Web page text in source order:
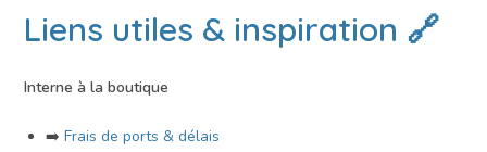
Liens utiles & inspiration 🔗
Interne à la boutique
➡️Frais de ports & délais